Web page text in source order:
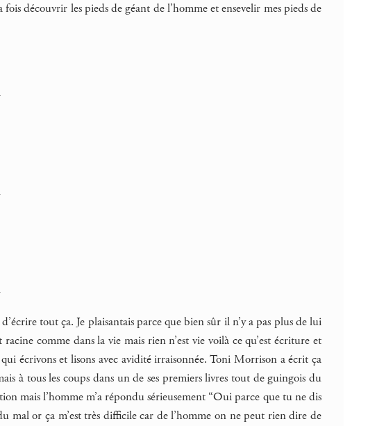
découvrir les pieds de géant de l’homme et ensevelir mes pieds de
tout ça. Je plaisantais parce que bien sûr il n’y a pas plus de lui
comme dans la vie mais rien n’est vie voilà ce qu’est écriture et
écrivons et lisons avec avidité irraisonnée. Toni Morrison a écrit ça
à tous les coups dans un de ses premiers livres tout de guingois du
mais l’homme m’a répondu sérieusement “Oui parce que tu ne dis
mal or ça m’est très difficile car de l’homme on ne peut rien dire de